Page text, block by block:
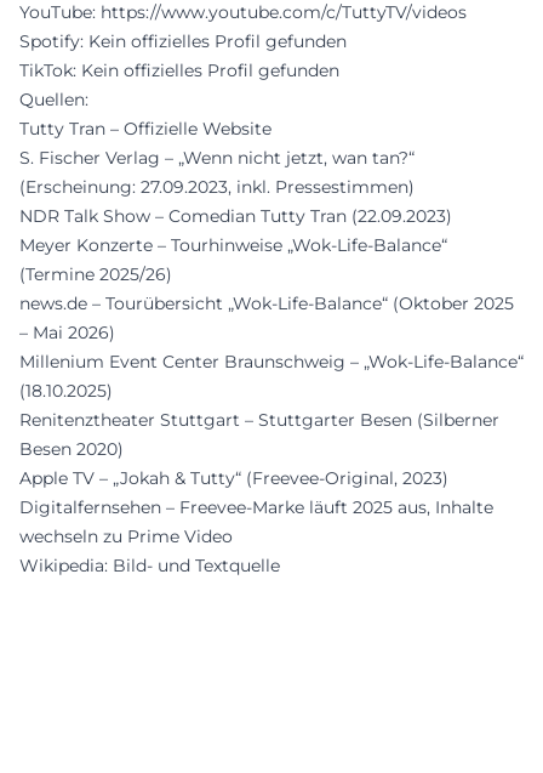
YouTube: https://www.youtube.com/c/TuttyTV/videos
Spotify: Kein offizielles Profil gefunden
TikTok: Kein offizielles Profil gefunden
Quellen:
Tutty Tran – Offizielle Website
S. Fischer Verlag – „Wenn nicht jetzt, wan tan?“
(Erscheinung: 27.09.2023, inkl. Pressestimmen)
NDR Talk Show – Comedian Tutty Tran (22.09.2023)
Meyer Konzerte – Tourhinweise „Wok-Life-Balance“
(Termine 2025/26)
news.de – Tourübersicht „Wok-Life-Balance“ (Oktober 2025
– Mai 2026)
Millenium Event Center Braunschweig – „Wok-Life-Balance“
(18.10.2025)
Renitenztheater Stuttgart – Stuttgarter Besen (Silberner
Besen 2020)
Apple TV – „Jokah & Tutty“ (Freevee-Original, 2023)
Digitalfernsehen – Freevee-Marke läuft 2025 aus, Inhalte
wechseln zu Prime Video
Wikipedia: Bild- und Textquelle